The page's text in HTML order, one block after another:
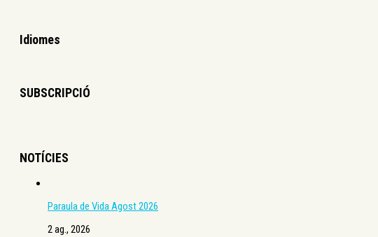
Idiomes
SUBSCRIPCIÓ
NOTÍCIES
Paraula de Vida Agost 2026
2 ag., 2026